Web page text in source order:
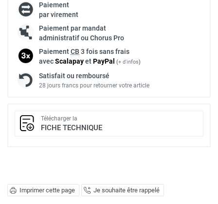
Imprimer cette page Je souhaite être rappelé
Paiement
par virement
Paiement par mandat
administratif ou Chorus Pro
PaiementCB 3 fois sans frais
avecScalapayetPayPal (+ d'infos)
Satisfait ou remboursé
28 jours francs pour retourner votre article
Télécharger la
FICHE TECHNIQUE